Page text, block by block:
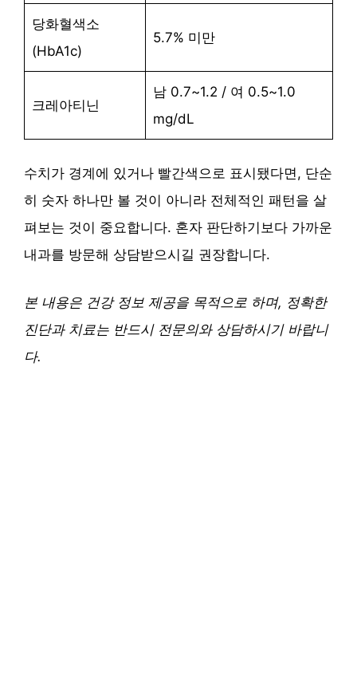
당화혈색소
(HbA1c)
5.7% 미만
크레아티닌
남 0.7~1.2 / 여 0.5~1.0
mg/dL
수치가 경계에 있거나 빨간색으로 표시됐다면, 단순
히 숫자 하나만 볼 것이 아니라 전체적인 패턴을 살
펴보는 것이 중요합니다. 혼자 판단하기보다 가까운
내과를 방문해 상담받으시길 권장합니다.
본 내용은 건강 정보 제공을 목적으로 하며, 정확한
진단과 치료는 반드시 전문의와 상담하시기 바랍니
다.